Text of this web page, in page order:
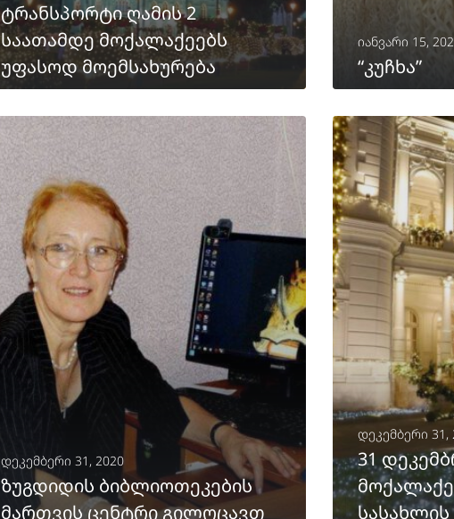
ტრანსპორტი ღამის 2
საათამდე მოქალაქეებს
უფასოდ მოემსახურება
ᲒᲐᲒᲠᲫᲔᲚᲔᲑᲐ
იანვარი 15,
“კუჩხა”
ᲒᲐᲒᲠᲫᲔᲚᲔᲑᲐ
დეკემბერი 31, 2020
ზუგდიდის ბიბლიოთეკების
მართვის ცენტრი გილოცავთ
დეკემბერი 31,
31